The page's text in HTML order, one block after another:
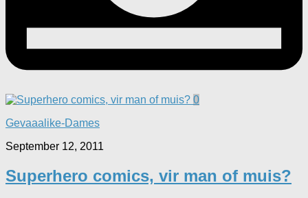
0
Gevaaalike-Dames
September 12, 2011
Superhero comics, vir man of muis?